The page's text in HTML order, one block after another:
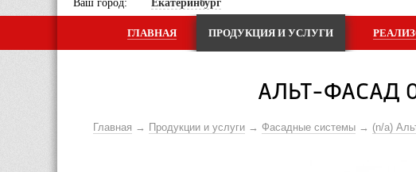
Ваш город: Екатеринбург
ГЛАВНАЯ ПРОДУКЦИЯ И УСЛУГИ
АЛЬТ-ФАСАД
Главная Продукции и услуги Фасадные системы (n/a)